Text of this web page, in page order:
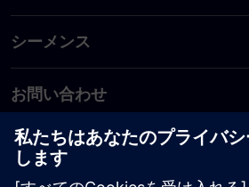
シーメンス
お問い合わせ
PLM製品のお問い合わせ
EDA製品のお問い合わせ